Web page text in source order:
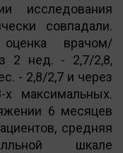
исследования
совпадали.
врачом/
2 нед. - 2,7/2,8,
- 2,8/2,7 и через
максимальных.
6 месяцев
средняя
шкале